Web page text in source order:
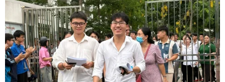
qua. (Ảnh: AFP/TTXVN)
Hàng nghìn nông dân Hy Lạp ngày 25/1 lại biểu
tình trên cả nước với hơn 15.000 máy kéo được
đặt dọc theo 50 tuyến đường giao thông chính,
nhằm phản đối kế hoạch cải cách hệ thống